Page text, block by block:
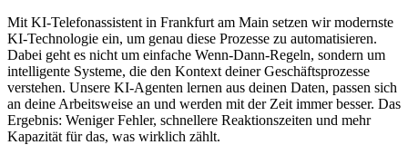
Mit KI-Telefonassistent in Frankfurt am Main setzen wir modernste
KI-Technologie ein, um genau diese Prozesse zu automatisieren.
Dabei geht es nicht um einfache Wenn-Dann-Regeln, sondern um
intelligente Systeme, die den Kontext deiner Geschäftsprozesse
verstehen. Unsere KI-Agenten lernen aus deinen Daten, passen sich
an deine Arbeitsweise an und werden mit der Zeit immer besser. Das
Ergebnis: Weniger Fehler, schnellere Reaktionszeiten und mehr
Kapazität für das, was wirklich zählt.